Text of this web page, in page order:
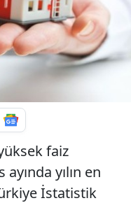
faiz
yılın en
İstatistik